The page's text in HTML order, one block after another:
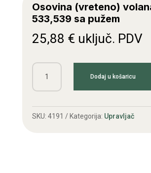
Osovina (vreteno)
533,539 sa pužem
25,88 € uključ. PDV
Osovina
(vreteno)
IMT
533,539
Dodaj u košaricu
SKU: 4191 Kategorija: Upravljač